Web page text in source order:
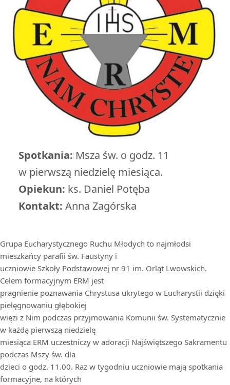
Spotkania: Msza św. o godz. 11
w pierwszą niedzielę miesiąca.
Opiekun: ks. Daniel Potęba
Kontakt: Anna Zagórska
Grupa Eucharystycznego Ruchu Młodych to najmłodsi
mieszkańcy parafii św. Faustyny i
uczniowie Szkoły Podstawowej nr 91 im. Orląt Lwowskich.
Celem formacyjnym ERM jest
pragnienie poznawania Chrystusa ukrytego w Eucharystii dzięki
pielęgnowaniu głębokiej
więzi z Nim podczas przyjmowania Komunii św. Systematycznie
w każdą pierwszą niedzielę
miesiąca ERM uczestniczy w adoracji Najświętszego Sakramentu
podczas Mszy św. dla
dzieci o godz. 11.00. Raz w tygodniu uczniowie mają spotkania
formacyjne, na których